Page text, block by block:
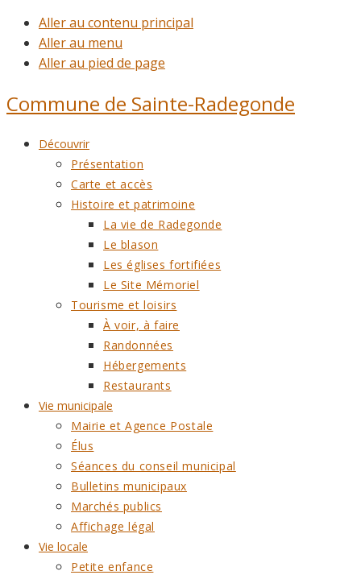
Aller au contenu principal
Aller au menu
Aller au pied de page
Commune de Sainte-Radegonde
Découvrir
Présentation
Carte et accès
Histoire et patrimoine
La vie de Radegonde
Le blason
Les églises fortifiées
Le Site Mémoriel
Tourisme et loisirs
À voir, à faire
Randonnées
Hébergements
Restaurants
Vie municipale
Mairie et Agence Postale
Élus
Séances du conseil municipal
Bulletins municipaux
Marchés publics
Affichage légal
Vie locale
Petite enfance